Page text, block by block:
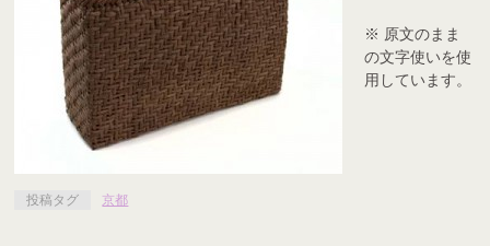
※ 原文のまま
の文字使いを使
用しています。
投稿タグ 京都